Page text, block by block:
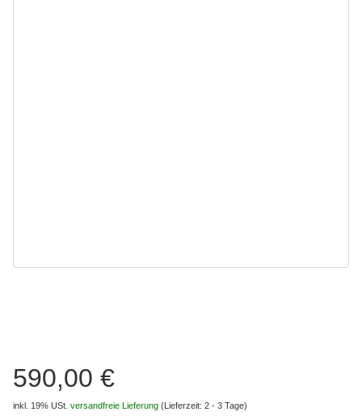
590,00 €
inkl. 19% USt. versandfreie Lieferung (Lieferzeit: 2 - 3 Tage)